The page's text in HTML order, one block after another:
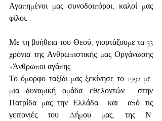
Αγαπημένοι μας συνοδοιπόροι, καλοί μας
φίλοι.
Με τη βοήθεια του Θεού, γιορτάζουμε τα 33
χρόνια της Ανθρωπιστικής μας Οργάνωσης
«Άνθρωποι αγάπης.
Το όμορφο ταξίδι μας ξεκίνησε το 1992 με
μια δυναμική ομάδα εθελοντών  στην
Πατρίδα μας την Ελλάδα  και  από τις
γειτονιές του Δήμου μας, της Ν.